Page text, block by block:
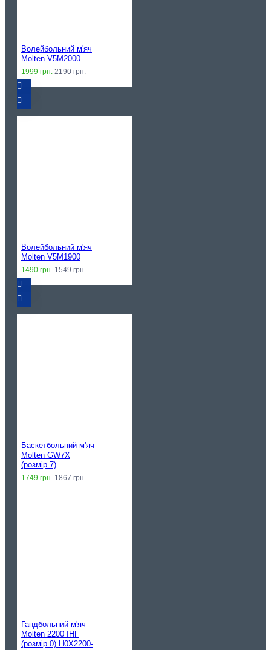
Волейбольний м'яч
Molten V5M2000
1999 грн. 2190 грн.
Волейбольний м'яч
Molten V5M1900
1490 грн. 1549 грн.
Баскетбольний м'яч
Molten GW7X
(розмір 7)
1749 грн. 1867 грн.
Гандбольний м'яч
Molten 2200 IHF
(розмір 0) H0X2200-